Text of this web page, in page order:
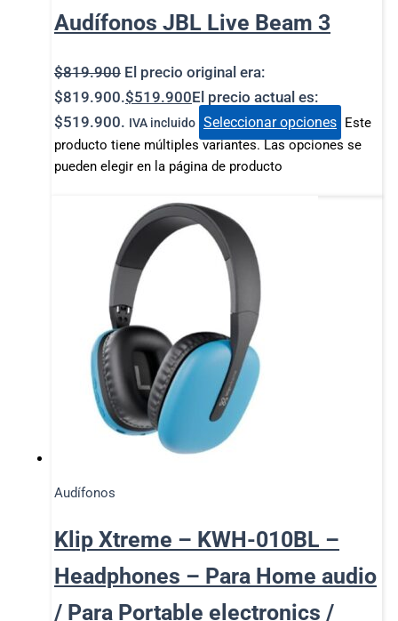
Audífonos JBL Live Beam 3
$819.900 El precio original era:
$819.900.$519.900El precio actual es:
$519.900. IVA incluido Seleccionar opciones Este
producto tiene múltiples variantes. Las opciones se
pueden elegir en la página de producto
Audífonos
Klip Xtreme – KWH-010BL –
Headphones – Para Home audio
/ Para Portable electronics /